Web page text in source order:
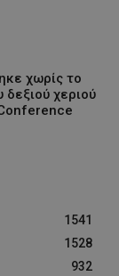
χωρίς το
χεριού
1541
1528
932